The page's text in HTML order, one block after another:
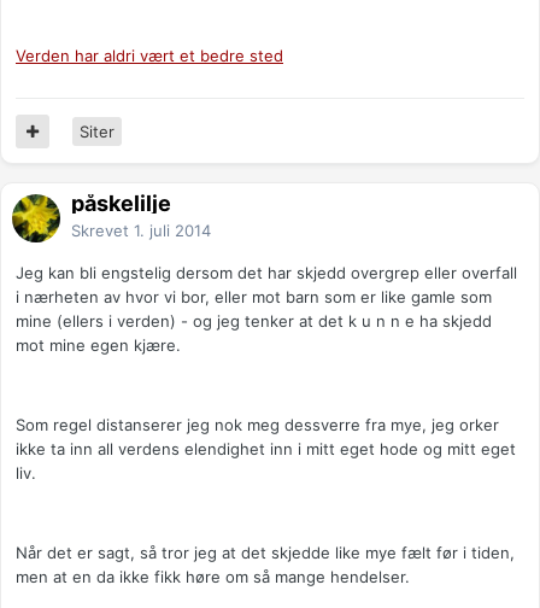
Verden har aldri vært et bedre sted
Siter
påskelilje
Skrevet 1. juli 2014
Jeg kan bli engstelig dersom det har skjedd overgrep eller overfall
i nærheten av hvor vi bor, eller mot barn som er like gamle som
mine (ellers i verden) - og jeg tenker at det k u n n e ha skjedd
mot mine egen kjære.
Som regel distanserer jeg nok meg dessverre fra mye, jeg orker
ikke ta inn all verdens elendighet inn i mitt eget hode og mitt eget
liv.
Når det er sagt, så tror jeg at det skjedde like mye fælt før i tiden,
men at en da ikke fikk høre om så mange hendelser.